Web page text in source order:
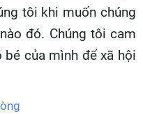
tôi khi muốn chúng
đó. Chúng tôi cam
của mình để xã hội